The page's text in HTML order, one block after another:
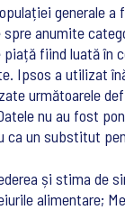
generale
anumite
fiind luată
Ipsos a utilizat
următoarele
nu au fost
un substitut
și stima de
alimentare;